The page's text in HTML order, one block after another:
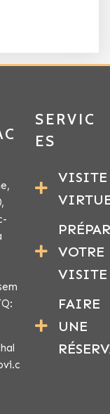
SERVIC
ES
VISITE
VOTRE
VISITE
FAIRE
UNE